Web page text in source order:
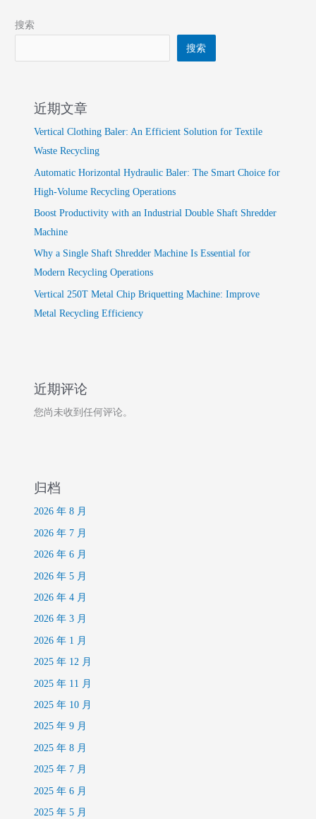
搜索
搜索
近期文章
Vertical Clothing Baler: An Efficient Solution for Textile
Waste Recycling
Automatic Horizontal Hydraulic Baler: The Smart Choice for
High-Volume Recycling Operations
Boost Productivity with an Industrial Double Shaft Shredder
Machine
Why a Single Shaft Shredder Machine Is Essential for
Modern Recycling Operations
Vertical 250T Metal Chip Briquetting Machine: Improve
Metal Recycling Efficiency
近期评论
您尚未收到任何评论。
归档
2026 年 8 月
2026 年 7 月
2026 年 6 月
2026 年 5 月
2026 年 4 月
2026 年 3 月
2026 年 1 月
2025 年 12 月
2025 年 11 月
2025 年 10 月
2025 年 9 月
2025 年 8 月
2025 年 7 月
2025 年 6 月
2025 年 5 月